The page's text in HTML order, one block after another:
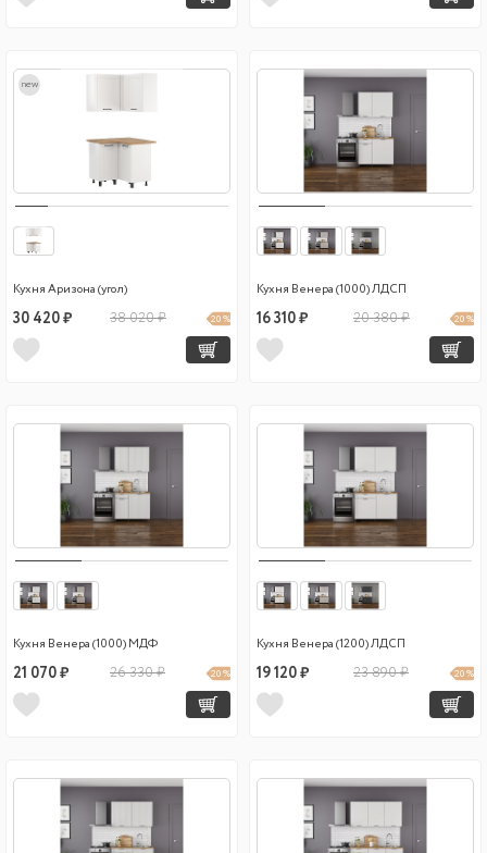
new
Кухня Аризона (угол)
30 420 ₽ 38 020 ₽ 20 %
Кухня Венера (1000) ЛДСП
16 310 ₽ 20 380 ₽ 20 %
Кухня Венера (1000) МДФ
21 070 ₽ 26 330 ₽ 20 %
Кухня Венера (1200) ЛДСП
19 120 ₽ 23 890 ₽ 20 %